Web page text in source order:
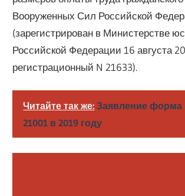
Вооруженных Сил Российской
(зарегистрирован в Министерстве
Российской Федерации 16 августа
регистрационный N 21633).
Читайте так же: Заявление форма
21001 в 2019 году